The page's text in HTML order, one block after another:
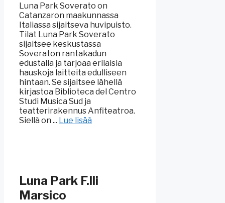
Luna Park Soverato on
Catanzaron maakunnassa
Italiassa sijaitseva huvipuisto.
Tilat Luna Park Soverato
sijaitsee keskustassa
Soveraton rantakadun
edustalla ja tarjoaa erilaisia
hauskoja laitteita edulliseen
hintaan. Se sijaitsee lähellä
kirjastoa Biblioteca del Centro
Studi Musica Sud ja
teatterirakennus Anfiteatroa.
Siellä on ... Lue lisää
Luna Park F.lli
Marsico